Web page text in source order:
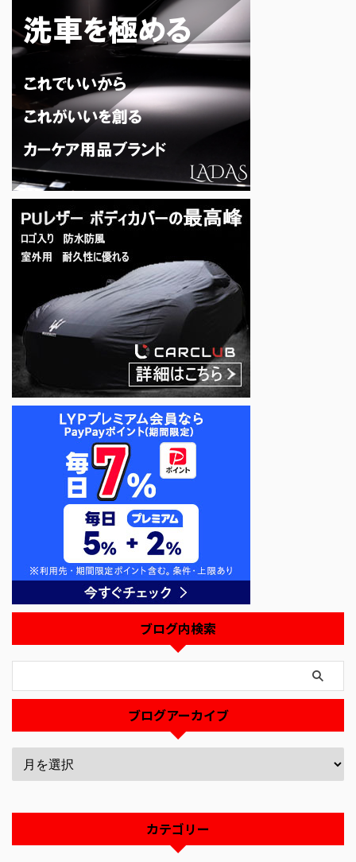
ブログ内検索
ブログアーカイブ
カテゴリー